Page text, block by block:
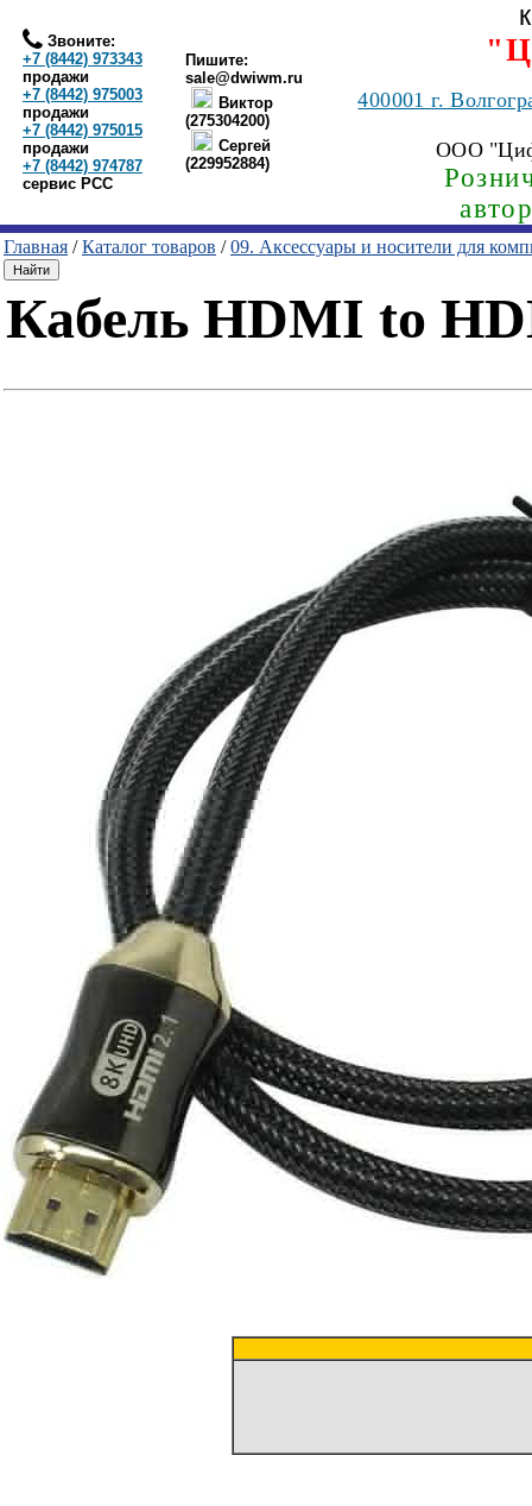
Звоните:
+7 (8442) 973343
продажи
+7 (8442) 975003
продажи
+7 (8442) 975015
продажи
+7 (8442) 974787
сервис РСС
Пишите:
sale@dwiwm.ru
Виктор
(275304200)
Сергей
(229952884)
400001г.
ООО
Главная /Каталог товаров /09. Аксессуары и носители для
Кабель HDMI to